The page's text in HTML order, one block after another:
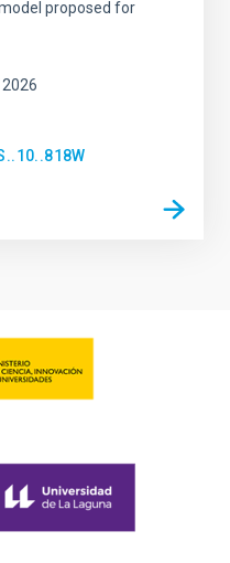
proposed for
2026